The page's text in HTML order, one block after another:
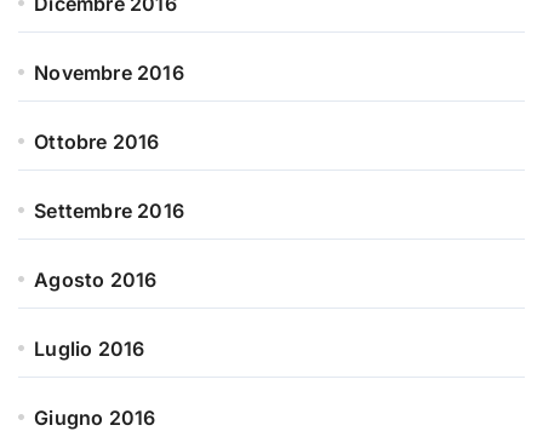
Novembre 2016
Ottobre 2016
Settembre 2016
Agosto 2016
Luglio 2016
Giugno 2016